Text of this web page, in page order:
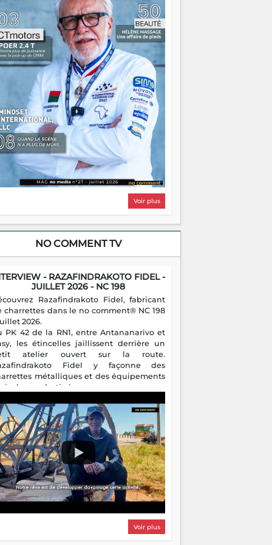
on pourrait s'arrêter là, applaudir et
chez soi satisfait. Mais ce serait
à côté d'une chose essentielle. La
ça brûle fort — et parfois, ça brûle
Une flamme sans direction peut
autant qu'elle peut consumer. C'est
que les aînés entrent en scène — pas
reprendre le gouvernail, mais pour
où sont les récifs. Les jeunes ont la
les vieux ont l'expérience, comme on
Ce n'est pas un combat de générations
c'est une question d'équipage. Partagez
réussites, mais aussi vos échecs. Surtout
échecs, d'ailleurs — ils enseignent
que n'importe quel manuel. À
la barque avance. Il faut juste
que tout le monde rame dans le
Voir plus
NO COMMENT TV
- RAZAFINDRAKOTO FIDEL -
JUILLET 2026 - NC 198
Razafindrakoto Fidel, fabricant
charrettes dans le no comment® NC 198
2026.
PK 42 de la RN1, entre Antananarivo et
les étincelles jaillissent derrière un
atelier ouvert sur la route.
Fidel y façonne des
métalliques et des équipements
destinés aux campagnes
il perpétue un métier discret mais
Voir plus